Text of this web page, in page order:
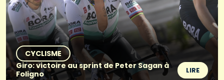
CYCLISME
Giro: victoire au sprint de Peter Sagan à
Foligno
LIRE